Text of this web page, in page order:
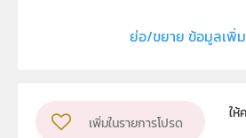
สถาบันส่งเสริมการสอนวิทยาศาสตร์และ
วิชา
ย่อ/ขยาย ข้อมูลเพิ่
เพิ่มในรายการโปรด
ให้